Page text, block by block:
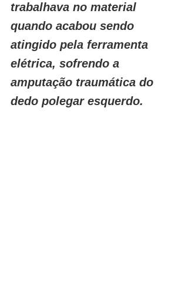
trabalhava no material
quando acabou sendo
atingido pela ferramenta
elétrica, sofrendo a
amputação traumática do
dedo polegar esquerdo.